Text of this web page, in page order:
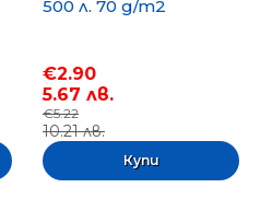
500 л. 70 g/m2
€2.90
5.67 лв.
€5.22
10.21 лв.